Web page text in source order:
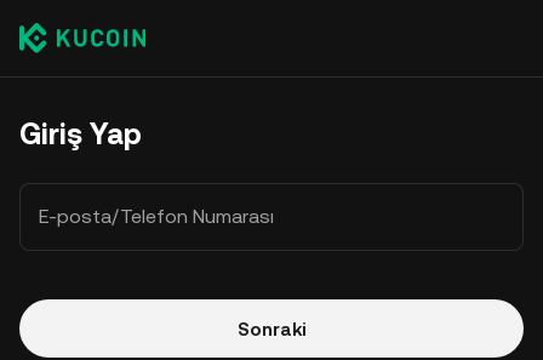
Giriş Yap
E-posta/Telefon Numarası
Sonraki